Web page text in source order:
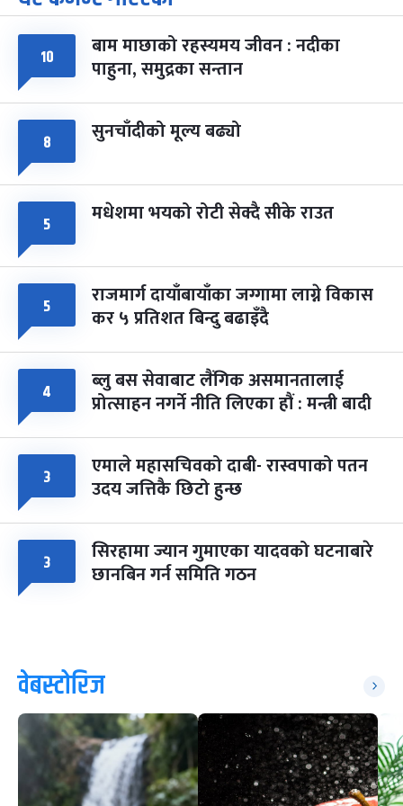
आइत चैत्र ७, २०८३-Mar 21, 2027
८ फागुपूर्णिमा
चैत्र ८, २०८३-Mar 22, 2027
७ महिना बाँकी
१० बाम माछाको रहस्यमय जीवन : नदीका
पाहुना, समुद्रका सन्तान
८ सुनचाँदीको मूल्य बढ्यो
५ मधेशमा भयको रोटी सेक्दै सीके राउत
५ राजमार्ग दायाँबायाँका जग्गामा लाग्ने विकास
कर ५ प्रतिशत बिन्दु बढाइँदै
४ ब्लु बस सेवाबाट लैंगिक असमानतालाई
प्रोत्साहन नगर्ने नीति लिएका हौं : मन्त्री बादी
३ एमाले महासचिवको दाबी- रास्वपाको पतन
उदय जत्तिकै छिटो हुन्छ
३ सिरहामा ज्यान गुमाएका यादवको घटनाबारे
छानबिन गर्न समिति गठन
वेबस्टोरिज